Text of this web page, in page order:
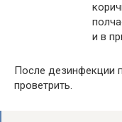
и в
После дезинфекции
проветрить.